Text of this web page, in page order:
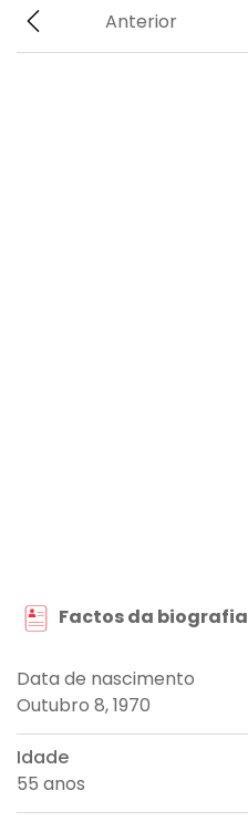
Anterior
Factos da biografia
Data de nascimento
Outubro 8, 1970
Idade
55 anos